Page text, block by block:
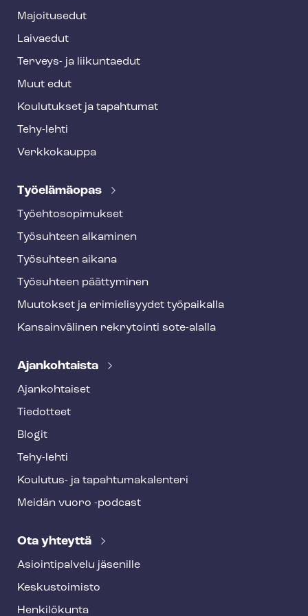
e
Majoitusedut
Laivaedut
Terveys- ja liikuntaedut
Muut edut
Koulutukset ja tapahtumat
Tehy-lehti
Verkkokauppa
Työelämäopas
Työ­eh­to­so­pi­muk­set
Työsuhteen alkaminen
Työsuhteen aikana
Työsuhteen päättyminen
Muutokset ja erimielisyydet työpaikalla
Kansainvälinen rekrytointi sote-alalla
Ajankohtaista
Ajankohtaiset
Tiedotteet
Blogit
Tehy-lehti
Koulutus- ja ta­pah­tu­ma­ka­len­te­ri
Meidän vuoro -podcast
Ota yhteyttä
Asioin­ti­pal­ve­lu jäsenille
Keskustoimisto
Henkilökunta